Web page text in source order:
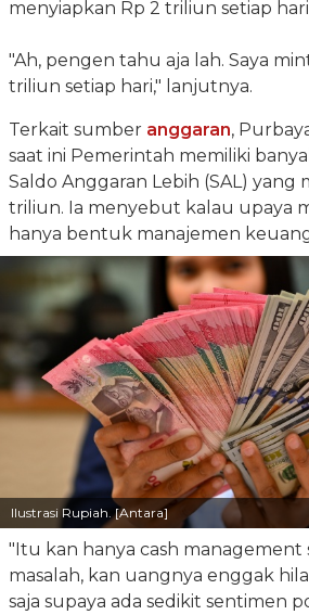
menyiapkan Rp 2 triliun setiap
"Ah, pengen tahu aja lah. Saya
triliun setiap hari," lanjutnya.
Terkait sumber anggaran,
saat ini Pemerintah memiliki
Saldo Anggaran Lebih (SAL) yang
triliun. Ia menyebut kalau upaya
hanya bentuk manajemen
Ilustrasi Rupiah. [Antara]
"Itu kan hanya cash management
masalah, kan uangnya enggak
saja supaya ada sedikit sentimen